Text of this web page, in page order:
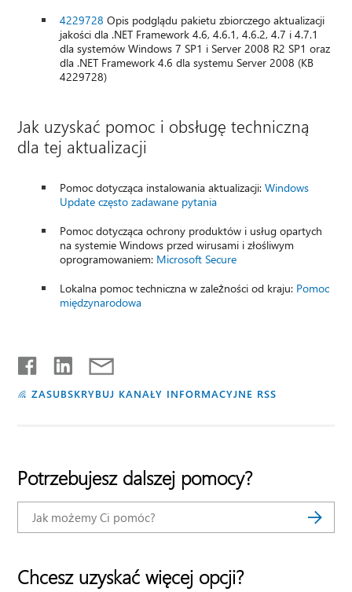
4229728 Opis podglądu pakietu zbiorczego aktualizacji
jakości dla .NET Framework 4.6, 4.6.1, 4.6.2, 4.7 i 4.7.1
dla systemów Windows 7 SP1 i Server 2008 R2 SP1 oraz
dla .NET Framework 4.6 dla systemu Server 2008 (KB
4229728)
Jak uzyskać pomoc i obsługę techniczną
dla tej aktualizacji
Pomoc dotycząca instalowania aktualizacji:Windows
Update często zadawane pytania
Pomoc dotycząca ochrony produktów i usług opartych
na systemie Windows przed wirusami i złośliwym
oprogramowaniem: Microsoft Secure
Lokalna pomoc techniczna w zależności od kraju: Pomoc
międzynarodowa
ZASUBSKRYBUJ KANAŁY INFORMACYJNE RSS
Potrzebujesz dalszej pomocy?
Chcesz uzyskać więcej opcji?